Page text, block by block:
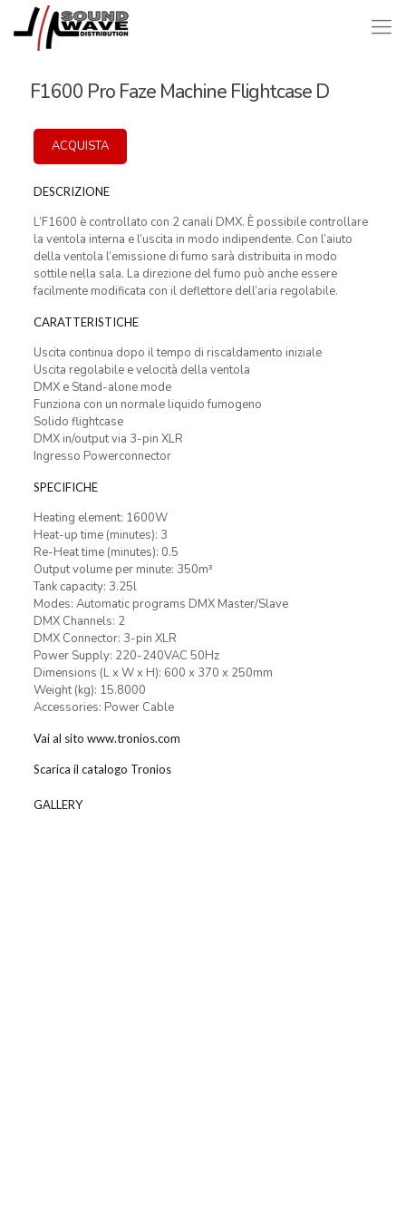
F1600 Pro Faze Machine Flightcase D
ACQUISTA
DESCRIZIONE
L’F1600 è controllato con 2 canali DMX. È possibile controllare
la ventola interna e l’uscita in modo indipendente. Con l’aiuto
della ventola l’emissione di fumo sarà distribuita in modo
sottile nella sala. La direzione del fumo può anche essere
facilmente modificata con il deflettore dell’aria regolabile.
CARATTERISTICHE
Uscita continua dopo il tempo di riscaldamento iniziale
Uscita regolabile e velocità della ventola
DMX e Stand-alone mode
Funziona con un normale liquido fumogeno
Solido flightcase
DMX in/output via 3-pin XLR
Ingresso Powerconnector
SPECIFICHE
Heating element: 1600W
Heat-up time (minutes): 3
Re-Heat time (minutes): 0.5
Output volume per minute: 350m³
Tank capacity: 3.25l
Modes: Automatic programs DMX Master/Slave
DMX Channels: 2
DMX Connector: 3-pin XLR
Power Supply: 220-240VAC 50Hz
Dimensions (L x W x H): 600 x 370 x 250mm
Weight (kg): 15.8000
Accessories: Power Cable
Vai al sito www.tronios.com
Scarica il catalogo Tronios
GALLERY